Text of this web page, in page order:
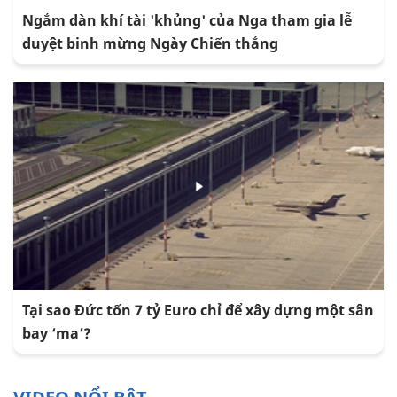
Ngắm dàn khí tài 'khủng' của Nga tham gia lễ
duyệt binh mừng Ngày Chiến thắng
Tại sao Đức tốn 7 tỷ Euro chỉ để xây dựng một sân
bay ‘ma’?